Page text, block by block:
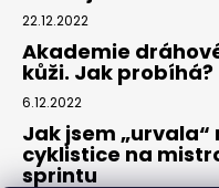
22.12.2022
Akademie
kůži. Jak probíhá?
6.12.2022
Jak jsem
cyklistice na
sprintu